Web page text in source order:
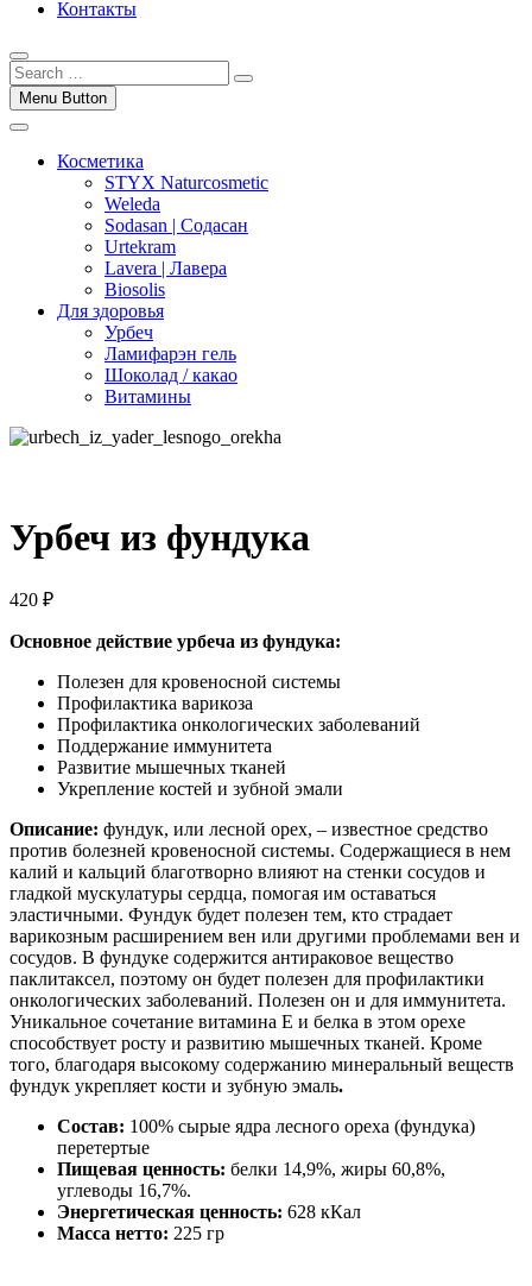
Контакты
Menu Button
Косметика
STYX Naturcosmetic
Weleda
Sodasan | Содасан
Urtekram
Lavera | Лавера
Biosolis
Для здоровья
Урбеч
Ламифарэн гель
Шоколад / какао
Витамины
Урбеч из фундука
420 ₽
Основное действие урбеча из фундука:
Полезен для кровеносной системы
Профилактика варикоза
Профилактика онкологических заболеваний
Поддержание иммунитета
Развитие мышечных тканей
Укрепление костей и зубной эмали
Описание: фундук, или лесной орех, – известное средство
против болезней кровеносной системы. Содержащиеся в нем
калий и кальций благотворно влияют на стенки сосудов и
гладкой мускулатуры сердца, помогая им оставаться
эластичными. Фундук будет полезен тем, кто страдает
варикозным расширением вен или другими проблемами вен и
сосудов. В фундуке содержится антираковое вещество
паклитаксел, поэтому он будет полезен для профилактики
онкологических заболеваний. Полезен он и для иммунитета.
Уникальное сочетание витамина Е и белка в этом орехе
способствует росту и развитию мышечных тканей. Кроме
того, благодаря высокому содержанию минеральный веществ
фундук укрепляет кости и зубную эмаль.
Состав: 100% сырые ядра лесного ореха (фундука)
перетертые
Пищевая ценность: белки 14,9%, жиры 60,8%,
углеводы 16,7%.
Энергетическая ценность: 628 кКал
Масса нетто: 225 гр